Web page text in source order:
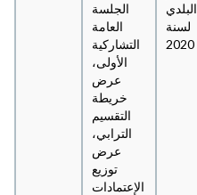
البلدي
لسنة
2020
الجلسة
العامة
التشاركية
الأولى،
عرض
خريطة
التقسيم
الترابي،
عرض
توزيع
الإعتمادات